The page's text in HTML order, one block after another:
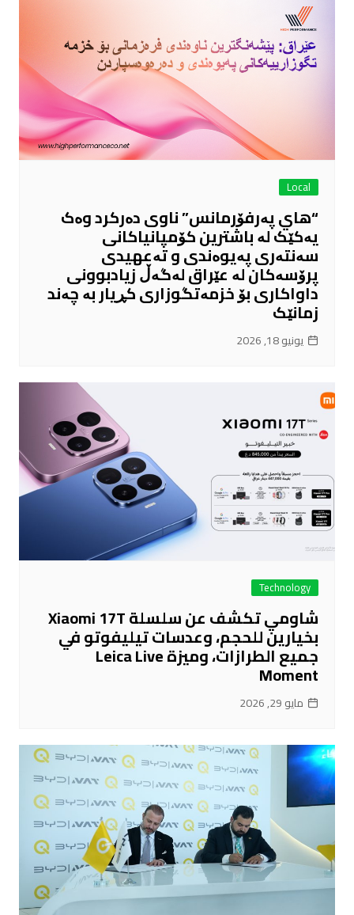
Local
“هاي پەرفۆرمانس” ناوی دەرکرد وەک
یەکێک لە باشترین کۆمپانیاکانی
سەنتەری پەیوەندی و تەعهیدی
پرۆسەکان لە عێراق لەگەڵ زیادبوونی
داواکاری بۆ خزمەتگوزاری کڕیار بە چەند
زمانێک
يونيو 18, 2026
Technology
شاومي تكشف عن سلسلة Xiaomi 17T
بخيارين للحجم، وعدسات تيليفوتو في
جميع الطرازات، وميزة Leica Live
Moment
مايو 29, 2026